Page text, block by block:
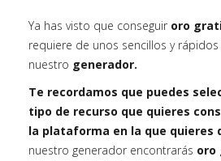
Ya has visto que conseguir oro
requiere de unos sencillos y
nuestro generador.
Te recordamos que puedes
tipo de recurso que quieres
la plataforma en la que quieres
nuestro generador encontrarás oro